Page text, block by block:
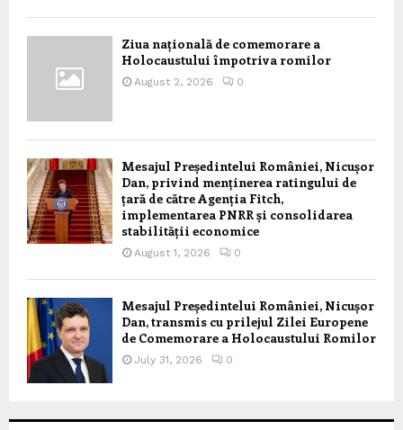
Ziua națională de comemorare a
Holocaustului împotriva romilor
August 2, 2026 0
Mesajul Președintelui României, Nicușor
Dan, privind menținerea ratingului de
țară de către Agenția Fitch,
implementarea PNRR și consolidarea
stabilității economice
August 1, 2026 0
Mesajul Președintelui României, Nicușor
Dan, transmis cu prilejul Zilei Europene
de Comemorare a Holocaustului Romilor
July 31, 2026 0